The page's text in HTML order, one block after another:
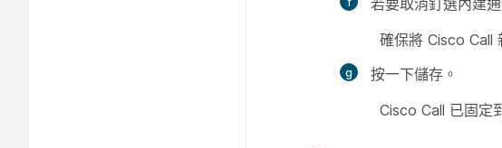
確保將 Cisco Call
按一下儲存 。
Cisco Call 已固定